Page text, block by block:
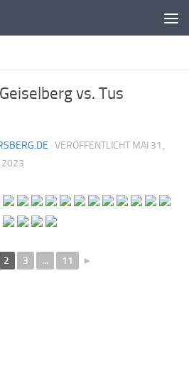
vs. Tus
· VERÖFFENTLICHT MAI 31,
2023
2 3 ... 11 ►